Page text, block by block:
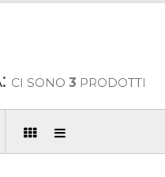
CI SONO 3 PRODOTTI